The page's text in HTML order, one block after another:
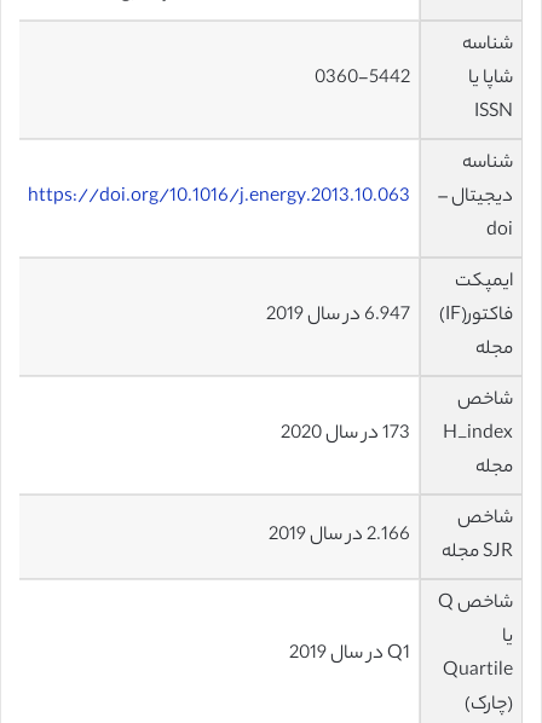
شناسه
شاپا یا
ISSN
0360-5442
شناسه
دیجیتال –
doi
https://doi.org/10.1016/j.energy.2013.10.063
ایمپکت
فاکتور(IF)
مجله
6.947 در سال 2019
شاخص
H_index
مجله
173 در سال 2020
شاخص
SJR مجله
2.166 در سال 2019
شاخص Q
یا
Quartile
(چارک)
Q1 در سال 2019